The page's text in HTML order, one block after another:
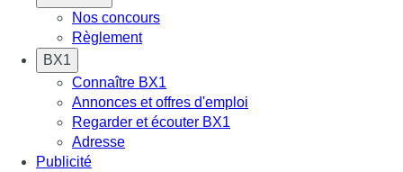
Nos concours
Règlement
BX1
Connaître BX1
Annonces et offres d'emploi
Regarder et écouter BX1
Adresse
Publicité